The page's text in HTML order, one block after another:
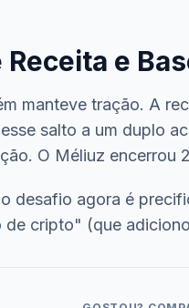
e
manteve tração. A
salto a um duplo
O Méliuz encerrou
desafio agora é
cripto" (que